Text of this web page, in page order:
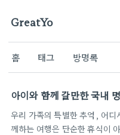
GreatYo
홈 태그 방명록
아이와 함께 갈만한 국내
우리 가족의 특별한 추억, 어
께하는 여행은 단순한 휴식이